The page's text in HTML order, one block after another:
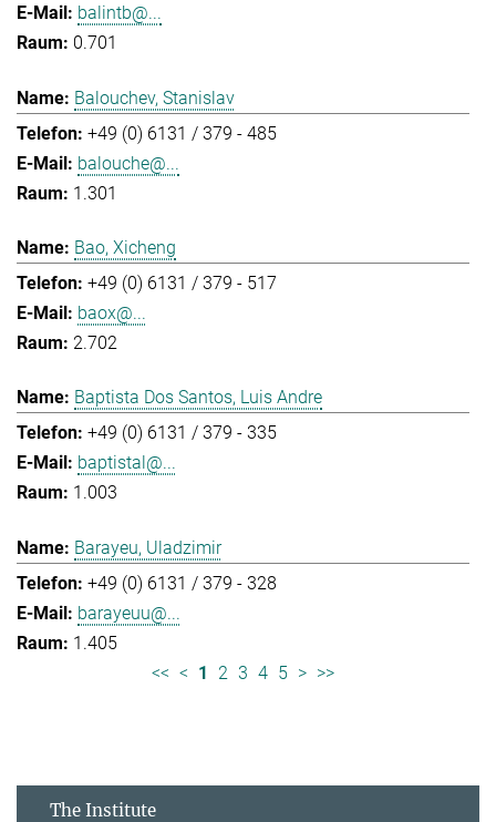
balintb@...
0.701
Balouchev, Stanislav
+49 (0) 6131 / 379 - 485
balouche@...
1.301
Bao, Xicheng
+49 (0) 6131 / 379 - 517
baox@...
2.702
Baptista Dos Santos, Luis Andre
+49 (0) 6131 / 379 - 335
baptistal@...
1.003
Barayeu, Uladzimir
+49 (0) 6131 / 379 - 328
barayeuu@...
1.405
<< < 1 2 3 4 5 > >>
The Institute